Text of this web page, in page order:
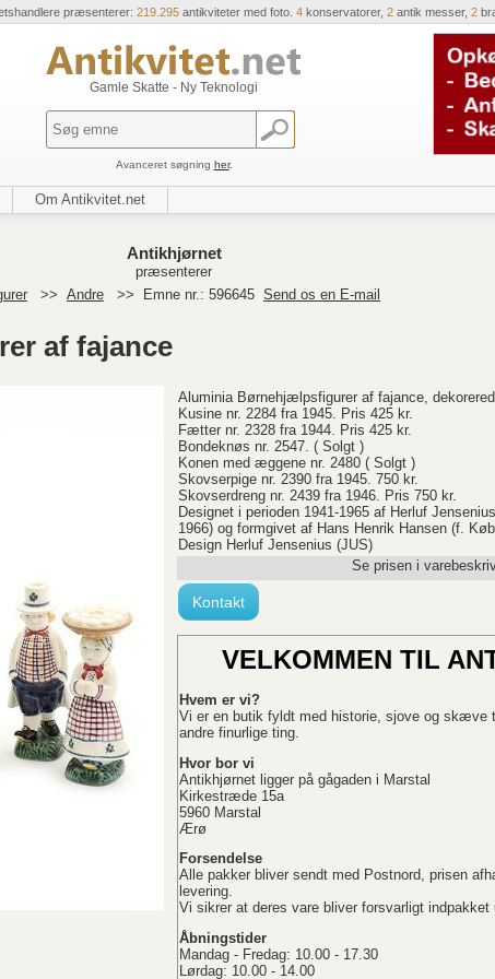
præsenterer: 219.295antikviteter med foto. 4konservatorer, 2antik messer, 2
Gamle Skatte - Ny Teknologi
Avanceret søgning her.
Om Antikvitet.net
Antikhjørnet
præsenterer
>> Andre >> Emne nr.: 596645 Send os en E-mail
af fajance
Aluminia Børnehjælpsfigurer af fajance,
Kusine nr. 2284 fra 1945. Pris 425 kr.
Fætter nr. 2328 fra 1944. Pris 425 kr.
Bondeknøs nr. 2547. ( Solgt )
Konen med æggene nr. 2480 ( Solgt )
Skovserpige nr. 2390 fra 1945. 750 kr.
Skovserdreng nr. 2439 fra 1946. Pris 750 kr.
Designet i perioden 1941-1965 af Herluf
1966) og formgivet af Hans Henrik Hansen (f.
Design Herluf Jensenius (JUS)
Se prisen i
Kontakt
VELKOMMEN TIL
Hvem er vi?
Vi er en butik fyldt med historie, sjove og skæve
andre finurlige ting.
Hvor bor vi
Antikhjørnet ligger på gågaden i Marstal
Kirkestræde 15a
5960 Marstal
Ærø
Forsendelse
Alle pakker bliver sendt med Postnord, prisen
levering.
Vi sikrer at deres vare bliver forsvarligt indpakket
Åbningstider
Mandag - Fredag: 10.00 - 17.30
Lørdag: 10.00 - 14.00